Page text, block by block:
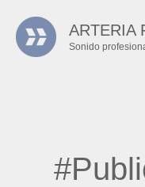
contenido
ARTERIA
Sonido